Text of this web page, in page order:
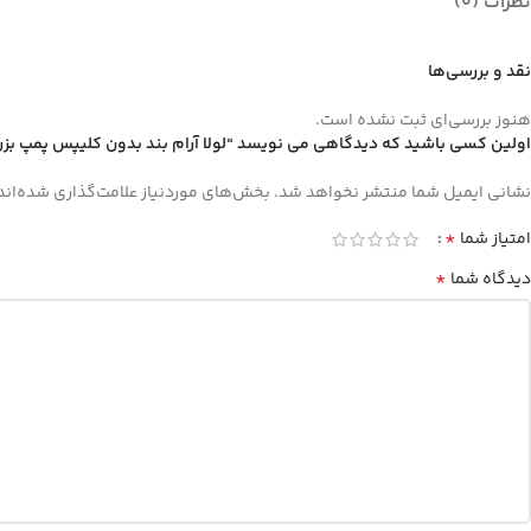
نقد و بررسی‌ها
هنوز بررسی‌ای ثبت نشده است.
اولین کسی باشید که دیدگاهی می نویسد “لولا آرام بند بدون کلیپس پمپ
نشانی ایمیل شما منتشر نخواهد شد. بخش‌های موردنیاز علامت‌گذاری
امتیاز شما *
دیدگاه شما *